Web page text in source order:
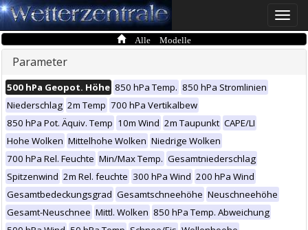
Toggle
Alle Modelle
Parameter
500 hPa Geopot. Höhe 850 hPa Temp. 850 hPa Stromlinien
Niederschlag 2m Temp 700 hPa Vertikalbew
850 hPa Pot. Äquiv. Temp 10m Wind 2m Taupunkt CAPE/LI
Hohe Wolken Mittelhohe Wolken Niedrige Wolken
700 hPa Rel. Feuchte Min/Max Temp. Gesamtniederschlag
Spitzenwind 2m Rel. feuchte 300 hPa Wind 200 hPa Wind
Gesamtbedeckungsgrad Gesamtschneehöhe Neuschneehöhe
Gesamt-Neuschnee Mittl. Wolken 850 hPa Temp. Abweichung